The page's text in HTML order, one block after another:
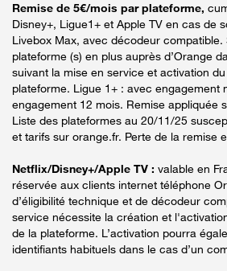
Remise de 5€/mois par plateforme,
Disney+, Ligue1+ et Apple TV en cas de
Livebox Max, avec décodeur compatible.
plateforme (s) en plus auprès d’Orange
suivant la mise en service et activation
plateforme. Ligue 1+ : avec engagement
engagement 12 mois. Remise appliquée
Liste des plateformes au 20/11/25
et tarifs sur orange.fr. Perte de la remise
Netflix/Disney+/Apple TV : valable en
réservée aux clients internet téléphone
d’éligibilité technique et de décodeur
service nécessite la création et
de la plateforme. L’activation pourra
identifiants habituels dans le cas d’un